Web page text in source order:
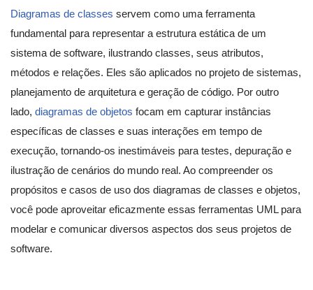
Diagramas de classes servem como uma ferramenta
fundamental para representar a estrutura estática de um
sistema de software, ilustrando classes, seus atributos,
métodos e relações. Eles são aplicados no projeto de sistemas,
planejamento de arquitetura e geração de código. Por outro
lado, diagramas de objetos focam em capturar instâncias
específicas de classes e suas interações em tempo de
execução, tornando-os inestimáveis para testes, depuração e
ilustração de cenários do mundo real. Ao compreender os
propósitos e casos de uso dos diagramas de classes e objetos,
você pode aproveitar eficazmente essas ferramentas UML para
modelar e comunicar diversos aspectos dos seus projetos de
software.